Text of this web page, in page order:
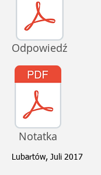
Odpowiedź
Notatka
Lubartów, Juli 2017